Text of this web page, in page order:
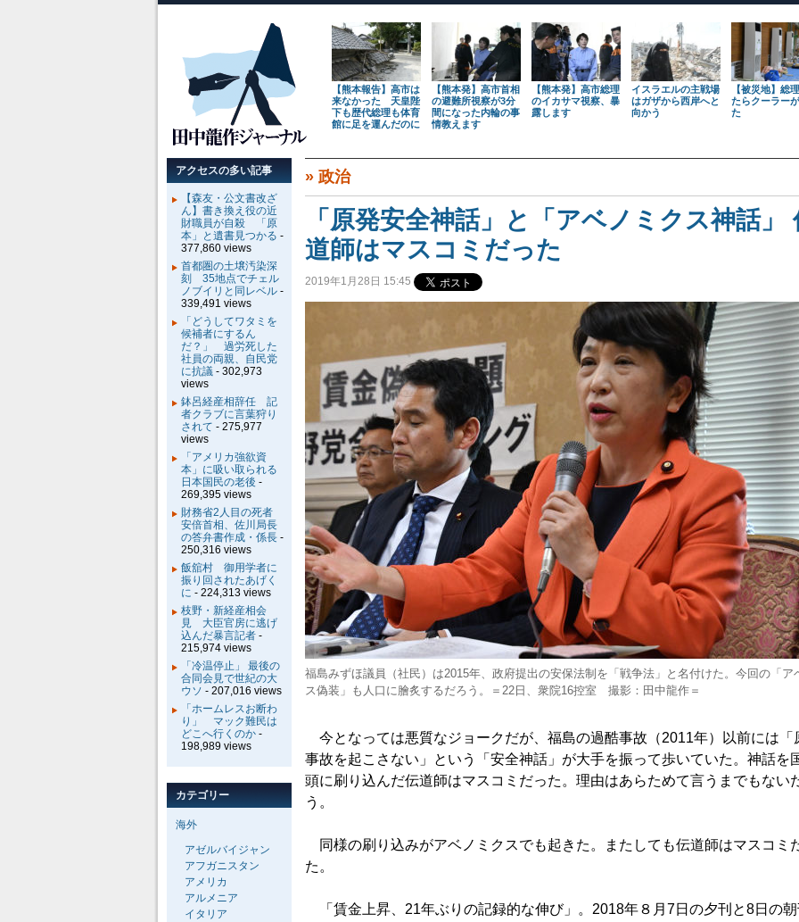
【熊本報告】高市は
来なかった 天皇陛
下も歴代総理も体育
館に足を運んだのに
【熊本発】高市首相
の避難所視察が3分
間になった内輪の事
情教えます
【熊本発】高市総理
のイカサマ視察、暴
露します
イスラエルの主戦場
はガザから西岸へと
向かう
【被災地】総
たらクーラー
た
» 政治
「原発安全神話」と「アベノミクス神話」
道師はマスコミだった
2019年1月28日 15:45
福島みずほ議員（社民）は2015年、政府提出の安保法制を「戦争法」と名付けた。今回の「ア
ス偽装」も人口に膾炙するだろう。＝22日、衆院16控室 撮影：田中龍作＝
今となっては悪質なジョークだが、福島の過酷事故（2011年）以前には「
事故を起こさない」という「安全神話」が大手を振って歩いていた。神話を
頭に刷り込んだ伝道師はマスコミだった。理由はあらためて言うまでもない
う。
同様の刷り込みがアベノミクスでも起きた。またしても伝道師はマスコミ
た。
「賃金上昇、21年ぶりの記録的な伸び」。2018年８月7日の夕刊と8日の
アクセスの多い記事
【森友・公文書改ざ
ん】書き換え役の近
財職員が自殺 「原
本」と遺書見つかる -
377,860 views
首都圏の土壌汚染深
刻 35地点でチェル
ノブイリと同レベル -
339,491 views
「どうしてワタミを
候補者にするん
だ？」 過労死した
社員の両親、自民党
に抗議 - 302,973
views
鉢呂経産相辞任 記
者クラブに言葉狩り
されて - 275,977
views
「アメリカ強欲資
本」に吸い取られる
日本国民の老後 -
269,395 views
財務省2人目の死者
安倍首相、佐川局長
の答弁書作成・係長 -
250,316 views
飯舘村 御用学者に
振り回されたあげく
に - 224,313 views
枝野・新経産相会
見 大臣官房に逃げ
込んだ暴言記者 -
215,974 views
「冷温停止」 最後の
合同会見で世紀の大
ウソ - 207,016 views
「ホームレスお断わ
り」 マック難民は
どこへ行くのか -
198,989 views
カテゴリー
海外
アゼルバイジャン
アフガニスタン
アメリカ
アルメニア
イタリア